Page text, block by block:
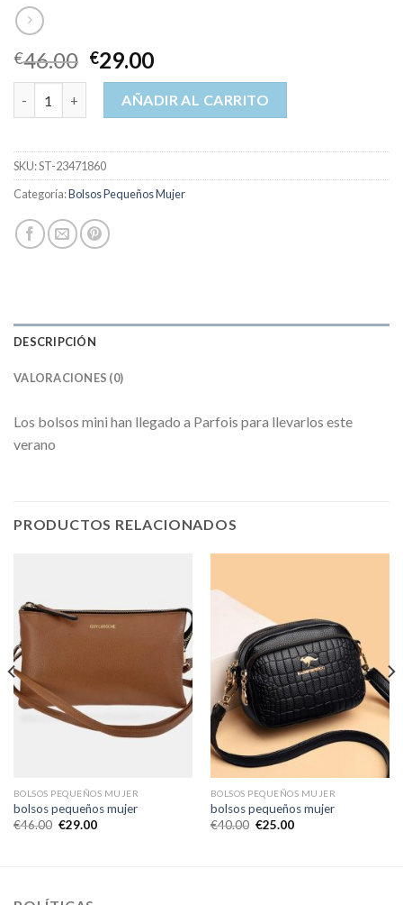
€46.00 €29.00
bolsos pequeños mujer cantidad
AÑADIR AL CARRITO
SKU:ST-23471860
Categoría:Bolsos Pequeños Mujer
DESCRIPCIÓN
VALORACIONES (0)
Los bolsos mini han llegado a Parfois para llevarlos este
verano
PRODUCTOS RELACIONADOS
BOLSOS PEQUEÑOS MUJER
bolsos pequeños mujer
€46.00 €29.00
BOLSOS PEQUEÑOS MUJER
bolsos pequeños mujer
€40.00 €25.00